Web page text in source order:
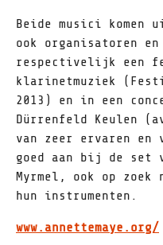
Beide musici
ook organisatoren
respectivelijk een
klarinetmuziek
2013) en in een
Dürrenfeld Keulen
van zeer ervaren
goed aan bij de set
Myrmel, ook op zoek
hun instrumenten.
www.annettemaye.org/